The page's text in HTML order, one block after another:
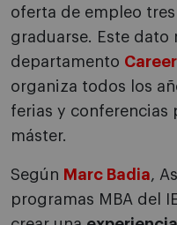
oferta de empleo
graduarse. Este dato
departamento
organiza todos los
ferias y conferencias
máster.
Según Marc Badia,
programas MBA del